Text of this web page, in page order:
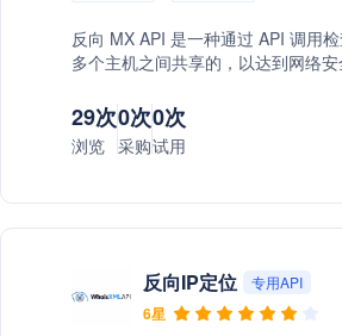
反向 MX API 是一种通过 API 调用
多个主机之间共享的，以达到网络
29次
浏览
0次
采购
0次
试用
反向IP定位 专用API
6星